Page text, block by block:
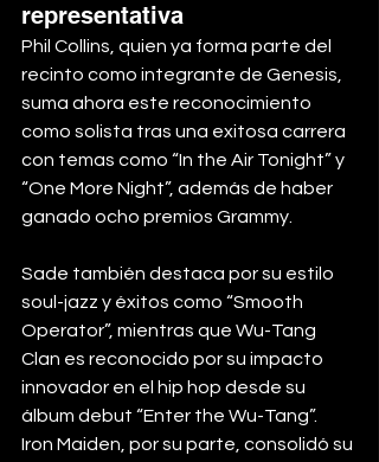
representativa
Phil Collins, quien ya forma parte del
recinto como integrante de Genesis,
suma ahora este reconocimiento
como solista tras una exitosa carrera
con temas como “In the Air Tonight” y
“One More Night”, además de haber
ganado ocho premios Grammy.
Sade también destaca por su estilo
soul-jazz y éxitos como “Smooth
Operator”, mientras que Wu-Tang
Clan es reconocido por su impacto
innovador en el hip hop desde su
álbum debut “Enter the Wu-Tang”.
Iron Maiden, por su parte, consolidó su